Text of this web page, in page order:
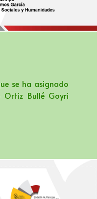
se ha asignado
Ortiz Bullé Goyri